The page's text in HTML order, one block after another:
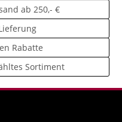
ab 250,- €
Rabatte
Sortiment